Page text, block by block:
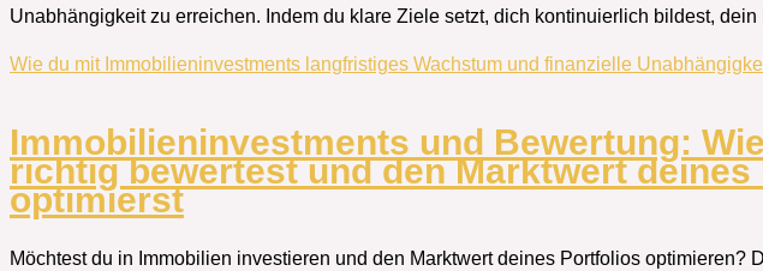
Unabhängigkeit zu erreichen. Indem du klare Ziele setzt, dich kontinuierlich bildest,
Wie du mit Immobilieninvestments langfristiges Wachstum und finanzielle
Immobilieninvestments und Bewertung:
richtig bewertest und den Marktwert
optimierst
Möchtest du in Immobilien investieren und den Marktwert deines Portfolios optimieren?